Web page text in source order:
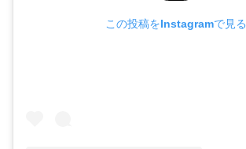
この投稿をInstagramで見る